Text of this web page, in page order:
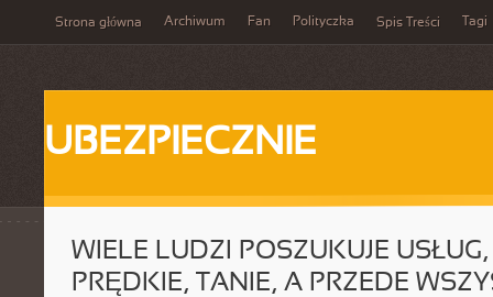
Strona główna Archiwum Fan Polityczka Spis Treści Tagi
UBEZPIECZNIE
WIELE LUDZI POSZUKUJE
PRĘDKIE, TANIE, A PRZEDE